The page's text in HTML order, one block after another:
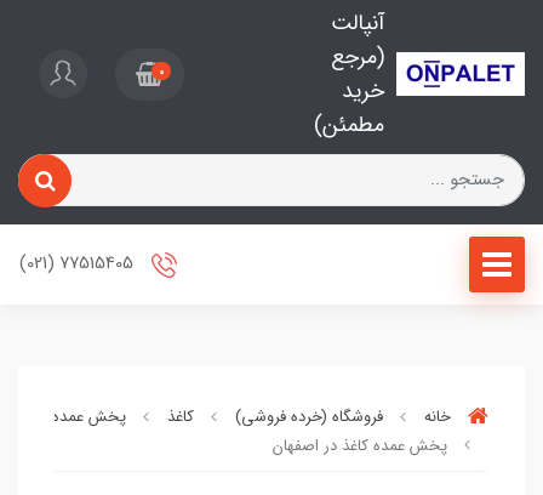
آنپالت
(مرجع
خرید
مطمئن)
0
خانه فروشگاه (خرده فروشی) کاغذ
پخش عمده کاغذ
پخش عمده کاغذ در اصفهان